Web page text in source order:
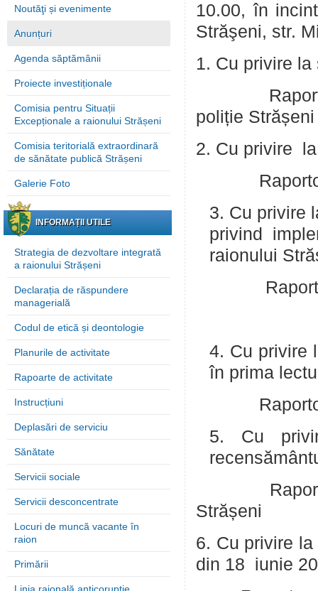
Noutăţi și evenimente
Anunțuri
Agenda săptămânii
Proiecte investiționale
Comisia pentru Situații
Excepționale a raionului Strășeni
Comisia teritorială extraordinară
de sănătate publică Strășeni
Galerie Foto
INFORMAȚII UTILE
Strategia de dezvoltare integrată
a raionului Strășeni
Declarația de răspundere
managerială
Codul de etică și deontologie
Planurile de activitate
Rapoarte de activitate
Instrucțiuni
Deplasări de serviciu
Sănătate
Servicii sociale
Servicii desconcentrate
Locuri de muncă vacante în
raion
Primării
10.00, în
Străşeni, str.
1. Cu privire
Raportor:
poliție Strășeni
2. Cu privire
Raportor:
3. Cu privire
privind
raionului
Raportori:
4. Cu privire
în prima
Raportor:
5. Cu
Raportor:
Strășeni
6. Cu privire
din 18 iunie